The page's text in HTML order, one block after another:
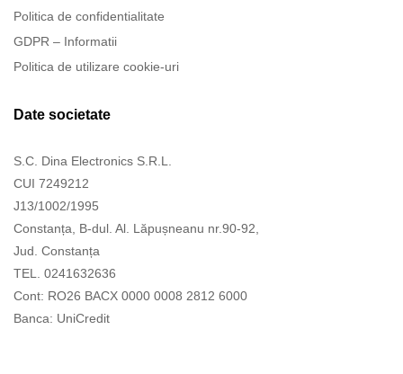
Politica de confidentialitate
GDPR – Informatii
Politica de utilizare cookie-uri
Date societate
S.C. Dina Electronics S.R.L.
CUI 7249212
J13/1002/1995
Constanța, B-dul. Al. Lăpușneanu nr.90-92,
Jud. Constanța
TEL. 0241632636
Cont: RO26 BACX 0000 0008 2812 6000
Banca: UniCredit